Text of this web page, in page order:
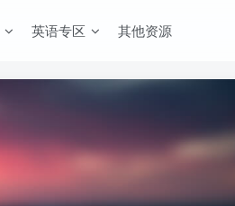
英语专区 其他资源